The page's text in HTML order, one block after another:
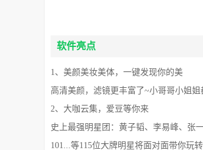
软件亮点
1、美颜美妆美体，一键发现你的美
高清美颜，滤镜更丰富了~小哥哥小姐
2、大咖云集，爱豆等你来
史上最强明星团：黄子韬、李易峰、张
101...等115位大牌明星将面对面带你玩转